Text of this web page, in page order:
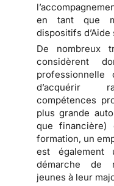
en tant que
dispositifs d’Aide
De nombreux
considèrent
professionnelle
d’acquérir
compétences
plus grande
que
formation, un
est
démarche de
jeunes à leur